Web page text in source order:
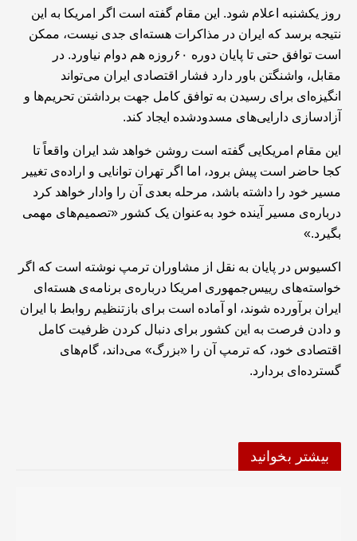
روز یکشنبه اعلام شود. این مقام گفته است اگر امریکا به این
نتیجه برسد که ایران در مذاکرات هسته‌ای جدی نیست، ممکن
است توافق حتی تا پایان دوره ۶۰روزه هم دوام نیاورد. در
مقابل، واشنگتن باور دارد فشار اقتصادی ایران می‌تواند
انگیزه‌ای برای رسیدن به توافق کامل جهت برداشتن تحریم‌ها و
آزادسازی دارایی‌های مسدودشده ایجاد کند.
این مقام امریکایی گفته است روشن خواهد شد ایران واقعاً تا
کجا حاضر است پیش برود، اما اگر تهران توانایی و اراده‌ی تغییر
مسیر خود را داشته باشد، مرحله بعدی آن را وادار خواهد کرد
درباره‌ی مسیر آینده خود به‌عنوان یک کشور «تصمیم‌های مهمی
بگیرد.»
اکسیوس در پایان به نقل از مشاوران ترمپ نوشته است که اگر
خواسته‌های رییس‌جمهوری امریکا درباره‌ی برنامه‌ی هسته‌ای
ایران برآورده شوند، او آماده است برای بازتنظیم روابط با ایران
و دادن فرصت به این کشور برای دنبال کردن ظرفیت کامل
اقتصادی خود، که ترمپ آن را «بزرگ» می‌داند، گام‌های
گسترده‌ای بردارد.
بیشتر بخوانید